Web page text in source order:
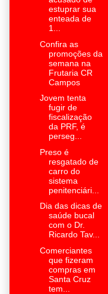
estuprar sua
enteada de
1...
Confira as
promoções da
semana na
Frutaria CR
Campos
Jovem tenta
fugir de
fiscalização
da PRF, é
perseg...
Preso é
resgatado de
carro do
sistema
penitenciári...
Dia das dicas de
saúde bucal
com o Dr.
Ricardo Tav...
Comerciantes
que fizeram
compras em
Santa Cruz
tem...